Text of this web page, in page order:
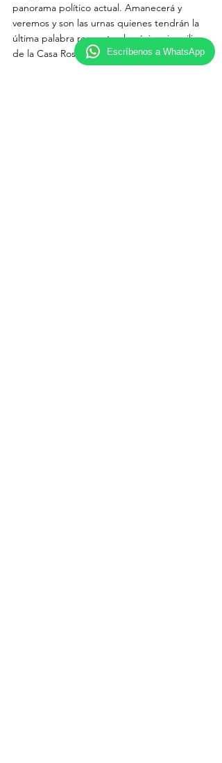
panorama político actual. Amanecerá y
veremos y son las urnas quienes tendrán la
última palabra respecto al próximo inquilino
de la Casa Rosada.
Escríbenos a WhatsApp